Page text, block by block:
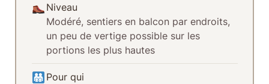
Niveau
Modéré, sentiers en balcon par endroits,
un peu de vertige possible sur les
portions les plus hautes
Pour qui